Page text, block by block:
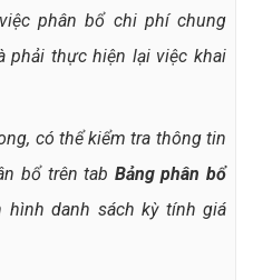
phân bổ chi phí chung
phải thực hiện lại việc khai
có thể kiểm tra thông tin
bổ trên tab Bảng phân bổ
hình danh sách kỳ tính giá